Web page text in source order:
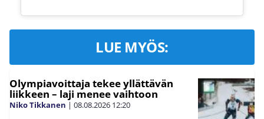
LUE MYÖS:
Olympiavoittaja tekee yllättävän
liikkeen – laji menee vaihtoon
Niko Tikkanen | 08.08.2026 12:20